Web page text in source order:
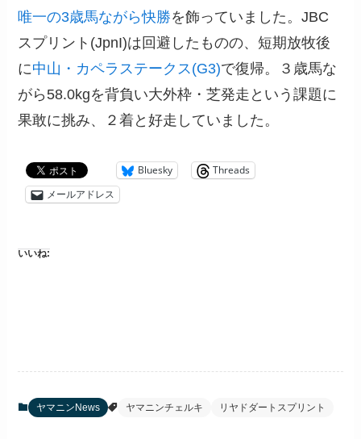
唯一の3歳馬ながら快勝を飾っていました。JBC
スプリント(JpnI)は回避したものの、短期放牧後
に中山・カペラステークス(G3)で復帰。３歳馬な
がら58.0kgを背負い大外枠・芝発走という課題に
果敢に挑み、２着と好走していました。
Bluesky
Threads
メールアドレス
いいね:
ヤマニンNews ヤマニンチェルキ リヤドダートスプリント